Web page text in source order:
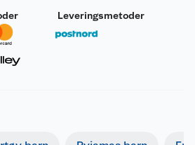
Leveringsmetoder